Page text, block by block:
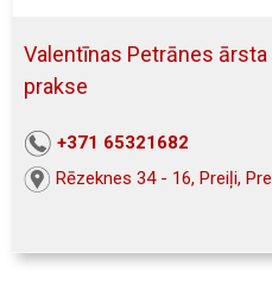
Valentīnas Petrānes
prakse
+371 65321682
Rēzeknes 34 - 16, Preiļi,